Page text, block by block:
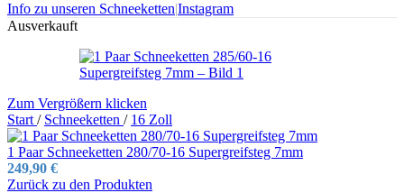
Info zu unseren Schneeketten|Instagram
Ausverkauft
Zum Vergrößern klicken
Start / Schneeketten / 16 Zoll
1 Paar Schneeketten 280/70-16 Supergreifsteg 7mm
249,90 €
Zurück zu den Produkten